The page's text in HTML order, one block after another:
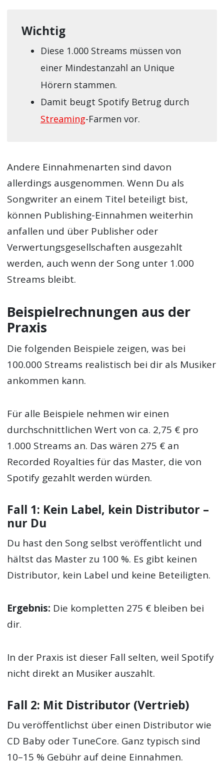
Wichtig
Diese 1.000 Streams müssen von
einer Mindestanzahl an Unique
Hörern stammen.
Damit beugt Spotify Betrug durch
Streaming-Farmen vor.
Andere Einnahmenarten sind davon
allerdings ausgenommen. Wenn Du als
Songwriter an einem Titel beteiligt bist,
können Publishing-Einnahmen weiterhin
anfallen und über Publisher oder
Verwertungsgesellschaften ausgezahlt
werden, auch wenn der Song unter 1.000
Streams bleibt.
Beispielrechnungen aus der
Praxis
Die folgenden Beispiele zeigen, was bei
100.000 Streams realistisch bei dir als Musiker
ankommen kann.
Für alle Beispiele nehmen wir einen
durchschnittlichen Wert von ca. 2,75 € pro
1.000 Streams an. Das wären 275 € an
Recorded Royalties für das Master, die von
Spotify gezahlt werden würden.
Fall 1: Kein Label, kein Distributor –
nur Du
Du hast den Song selbst veröffentlicht und
hältst das Master zu 100 %. Es gibt keinen
Distributor, kein Label und keine Beteiligten.
Ergebnis: Die kompletten 275 € bleiben bei
dir.
In der Praxis ist dieser Fall selten, weil Spotify
nicht direkt an Musiker auszahlt.
Fall 2: Mit Distributor (Vertrieb)
Du veröffentlichst über einen Distributor wie
CD Baby oder TuneCore. Ganz typisch sind
10–15 % Gebühr auf deine Einnahmen.